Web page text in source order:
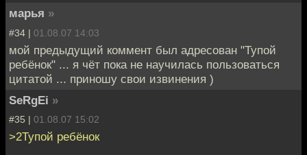
марья »
#34 | 01.08.07 14:03
мой предыдущий коммент был адресован "Тупой
ребёнок" ... я чёт пока не научилась пользоваться
цитатой ... приношу свои извинения )
SeRgEi »
#35 | 01.08.07 15:02
>2Тупой ребёнок